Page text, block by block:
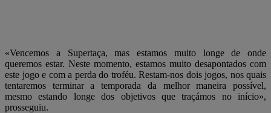
«Vencemos a Supertaça, mas estamos muito longe de onde
queremos estar. Neste momento, estamos muito desapontados com
este jogo e com a perda do troféu. Restam-nos dois jogos, nos quais
tentaremos terminar a temporada da melhor maneira possível,
mesmo estando longe dos objetivos que traçámos no início»,
prosseguiu.